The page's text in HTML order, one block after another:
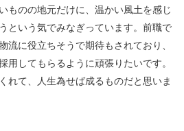
ものの地元だけに、温かい風土を感じ
という気でみなぎっています。前職で
流に役立ちそうで期待もされており、
用してもらるように頑張りたいです。
れて、人生為せば成るものだと思いま